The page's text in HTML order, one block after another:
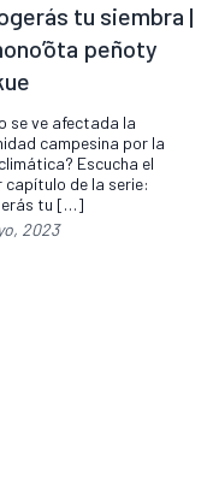
tu siembra |
peñoty
se ve afectada la
campesina por la
Escucha el
capítulo de la serie:
tu […]
2023